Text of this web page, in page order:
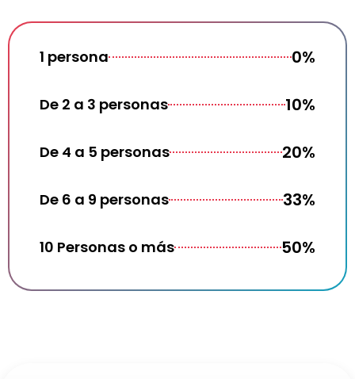
1 persona 0%
De 2 a 3 personas 10%
De 4 a 5 personas 20%
De 6 a 9 personas 33%
10 Personas o más 50%